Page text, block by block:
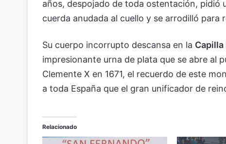
años, despojado de toda ostentación, pidió
cuerda anudada al cuello y se arrodilló para
Su cuerpo incorrupto descansa en la Capilla
impresionante urna de plata que se abre al
Clemente X en 1671, el recuerdo de este
a toda España que el gran unificador de
Relacionado